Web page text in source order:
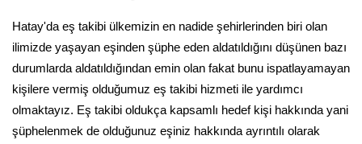
Hatay'da eş takibi ülkemizin en nadide şehirlerinden biri olan
ilimizde yaşayan eşinden şüphe eden aldatıldığını düşünen bazı
durumlarda aldatıldığından emin olan fakat bunu ispatlayamayan
kişilere vermiş olduğumuz eş takibi hizmeti ile yardımcı
olmaktayız. Eş takibi oldukça kapsamlı hedef kişi hakkında yani
şüphelenmek de olduğunuz eşiniz hakkında ayrıntılı olarak